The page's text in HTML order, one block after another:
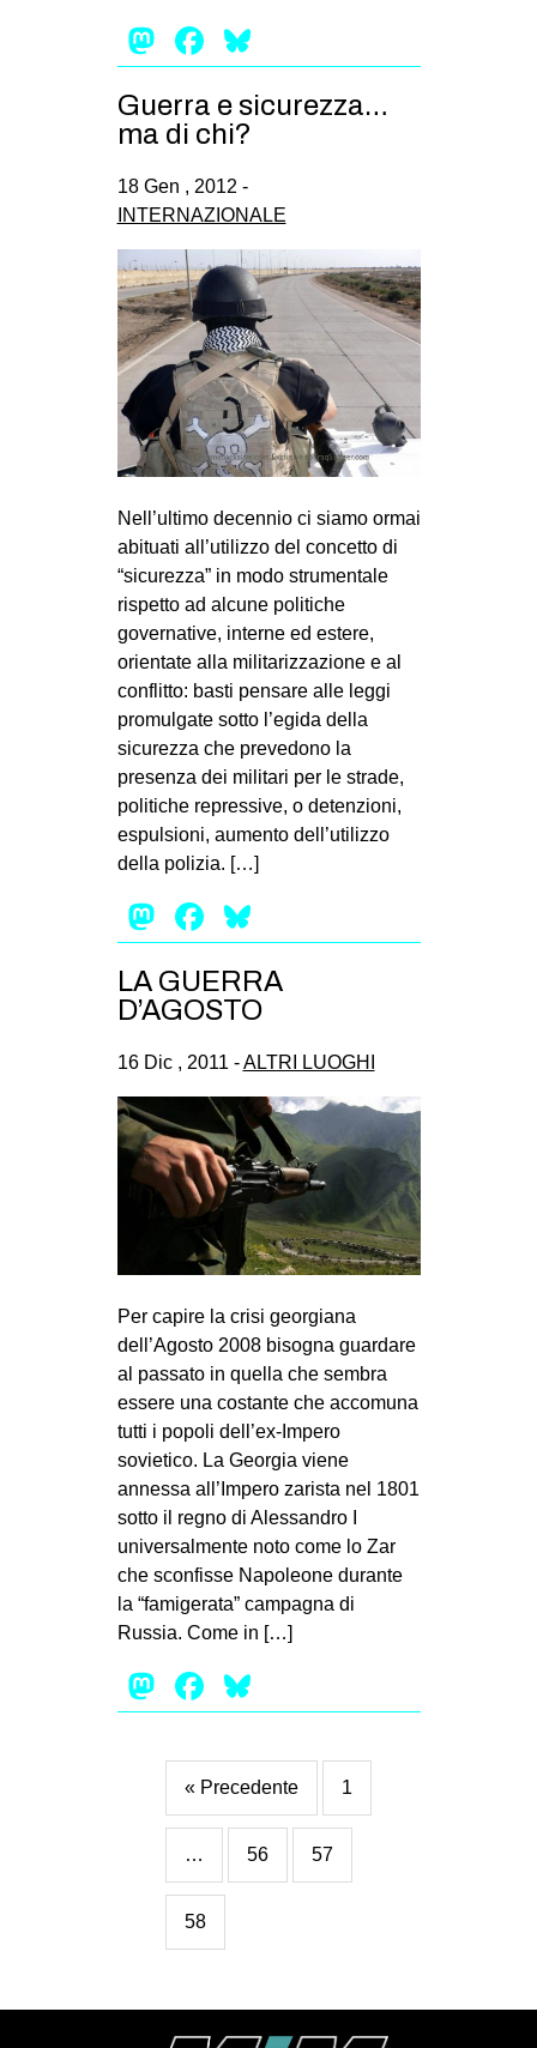
Mastodon
Facebook
Guerra e sicurezza…
ma di chi?
18 Gen , 2012 -
INTERNAZIONALE
Nell’ultimo decennio ci siamo ormai
abituati all’utilizzo del concetto di
“sicurezza” in modo strumentale
rispetto ad alcune politiche
governative, interne ed estere,
orientate alla militarizzazione e al
conflitto: basti pensare alle leggi
promulgate sotto l’egida della
sicurezza che prevedono la
presenza dei militari per le strade,
politiche repressive, o detenzioni,
espulsioni, aumento dell’utilizzo
della polizia. […]
Mastodon
Facebook
LA GUERRA
D’AGOSTO
16 Dic , 2011 -ALTRI LUOGHI
Per capire la crisi georgiana
dell’Agosto 2008 bisogna guardare
al passato in quella che sembra
essere una costante che accomuna
tutti i popoli dell’ex-Impero
sovietico. La Georgia viene
annessa all’Impero zarista nel 1801
sotto il regno di Alessandro I
universalmente noto come lo Zar
che sconfisse Napoleone durante
la “famigerata” campagna di
Russia. Come in […]
Mastodon
Facebook
« Precedente 1
… 56 57
58